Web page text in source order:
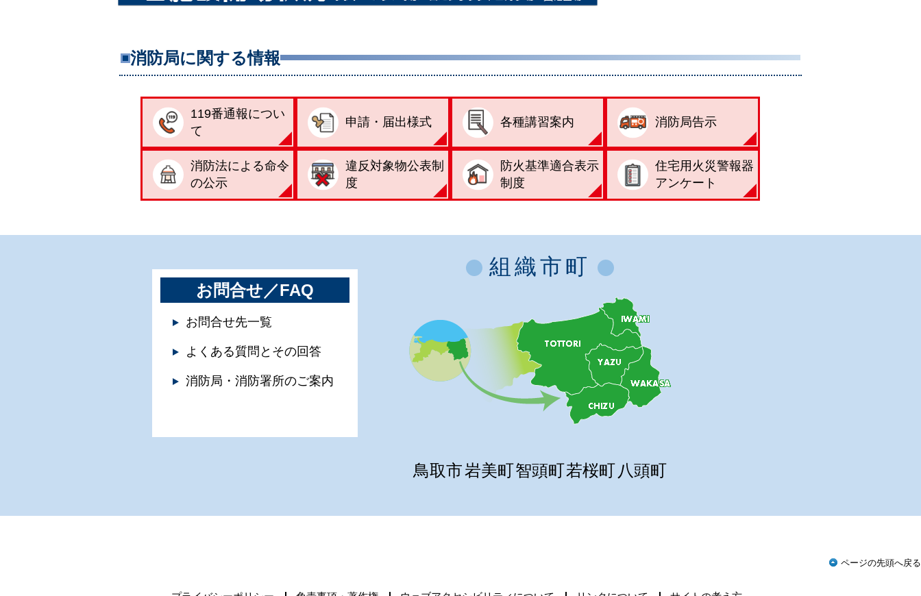
消防局に関する情報
119番通報につい
て
申請・届出様式 各種講習案内 消防局告示
消防法による命令
の公示
違反対象物公表制
度
防火基準適合表示
制度
住宅用火災警報器
アンケート
お問合せ／FAQ
お問合せ先一覧
よくある質問とその回答
消防局・消防署所のご案内
組織市町
鳥取市岩美町智頭町若桜町 八頭町
ページの先頭へ戻る